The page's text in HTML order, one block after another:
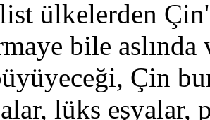
ülkelerden
bile
Çin
lüks eşyalar,